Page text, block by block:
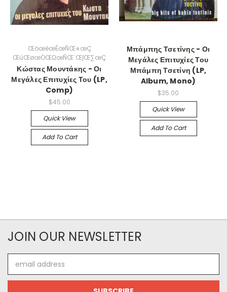
ŒöœéœÉœÑŒ±œÇ
ŒúŒøœÖŒΩœÑŒ¨Œ∫Œ∑œÇ
Κώστας Μουντάκης - Οι
Μεγάλες Επιτυχίες Του (LP,
Comp)
$45.00
Quick View
Add To Cart
Μπάμπης Τσετίνης - Οι
Μεγάλες Επιτυχίες Του
Μπάμπη Τσετίνη (LP,
Album, Mono)
$35.00
Quick View
Add To Cart
JOIN OUR NEWSLETTER
Address